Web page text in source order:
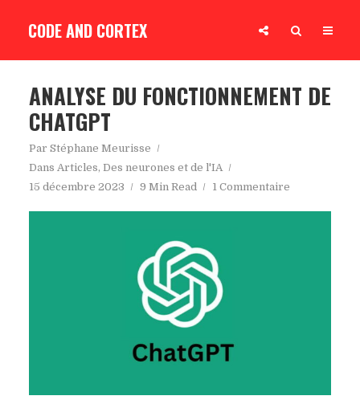
CODE AND CORTEX
ANALYSE DU FONCTIONNEMENT DE
CHATGPT
Par Stéphane Meurisse
Dans Articles, Des neurones et de l'IA
15 décembre 2023
9 Min Read 1 Commentaire